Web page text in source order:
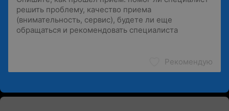
Рекомендую